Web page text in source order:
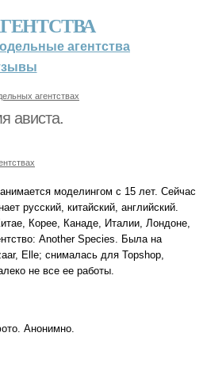
агентства
агентствах
ависта.
моделингом с 15 лет. Сейчас
русский, китайский, английский.
Корее, Канаде, Италии, Лондоне,
Another Species. Была на
Elle; снималась для Topshop,
не все ее работы.
Анонимно.